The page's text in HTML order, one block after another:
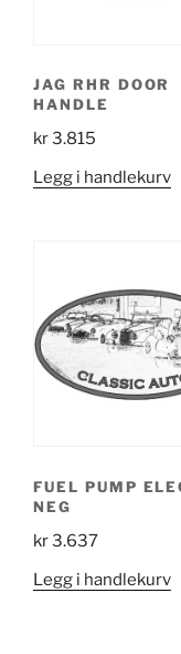
JAG RHR DOOR
HANDLE
kr3.815
Legg i handlekurv
FUEL PUMP
NEG
kr3.637
Legg i handlekurv